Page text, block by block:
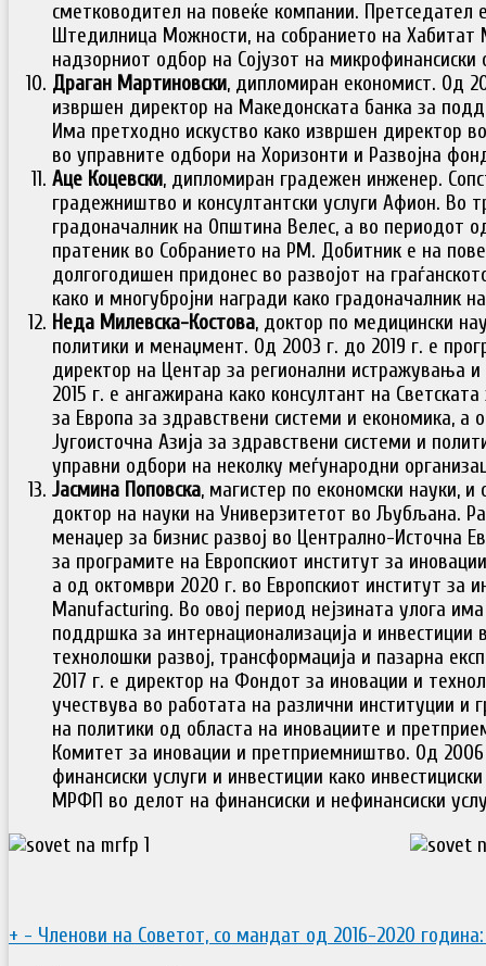
сметководител на повеќе компании. Претседател
Штедилница Можности, на собранието на Хабитат
надзорниот одбор на Сојузот на микрофинансиски
Драган Мартиновски, дипломиран економист. Од
извршен директор на Македонската банка за
Има претходно искуство како извршен директор
во управните одбори на Хоризонти и Развојна
Аце Коцевски, дипломиран градежен инженер.
градежништво и консултантски услуги Афион. Во
градоначалник на Општина Велес, а во периодот
пратеник во Собранието на РМ. Добитник е на
долгогодишен придонес во развојот на
како и многубројни награди како градоначалник
Неда Милевска-Костова, доктор по медицински
политики и менаџмент. Од 2003 г. до 2019 г. е
директор на Центар за регионални истражувања
2015 г. е ангажирана како консултант на
за Европа за здравствени системи и економика, а
Југоисточна Азија за здравствени системи и
управни одбори на неколку меѓународни
Јасмина Поповска, магистер по економски науки, и
доктор на науки на Универзитетот во Љубљана.
менаџер за бизнис развој во Централно-Источна
за програмите на Европскиот институт за
а од октомври 2020 г. во Европскиот институт за
Manufacturing. Во овој период нејзината улога
поддршка за интернационализација и инвестиции
технолошки развој, трансформација и пазарна
2017 г. е директор на Фондот за иновации и
учествува во работата на различни институции и
на политики од областа на иновациите и
Комитет за иновации и претприемништво. Од 2006
финансиски услуги и инвестиции како
МРФП во делот на финансиски и нефинансиски
+ - Членови на Советот, со мандат од 2016-2020 година: